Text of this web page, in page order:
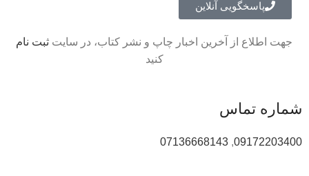
پاسخگویی آنلاین
جهت اطلاع از آخرین اخبار چاپ و نشر کتاب، در سایت ثبت نام
کنید
شماره تماس
09172203400
,
07136668143